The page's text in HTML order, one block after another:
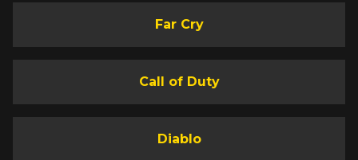
Far Cry
Call of Duty
Diablo